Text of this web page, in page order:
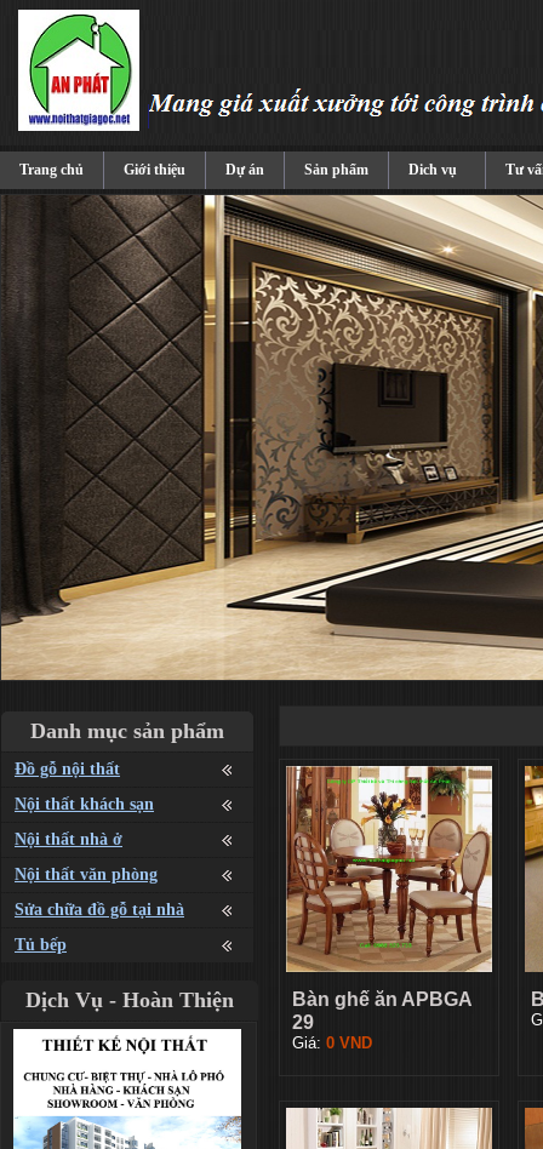
Trang chủ Giới thiệu Dự án Sản phẩm Dich vụ Tư
Danh mục sản phẩm
Đồ gỗ nội thất
Nội thất khách sạn
Nội thất nhà ở
Nội thất văn phòng
Sửa chữa đồ gỗ tại nhà
Tủ bếp
Dịch Vụ - Hoàn Thiện
Bàn ghế ăn APBGA
29
Giá: 0 VND